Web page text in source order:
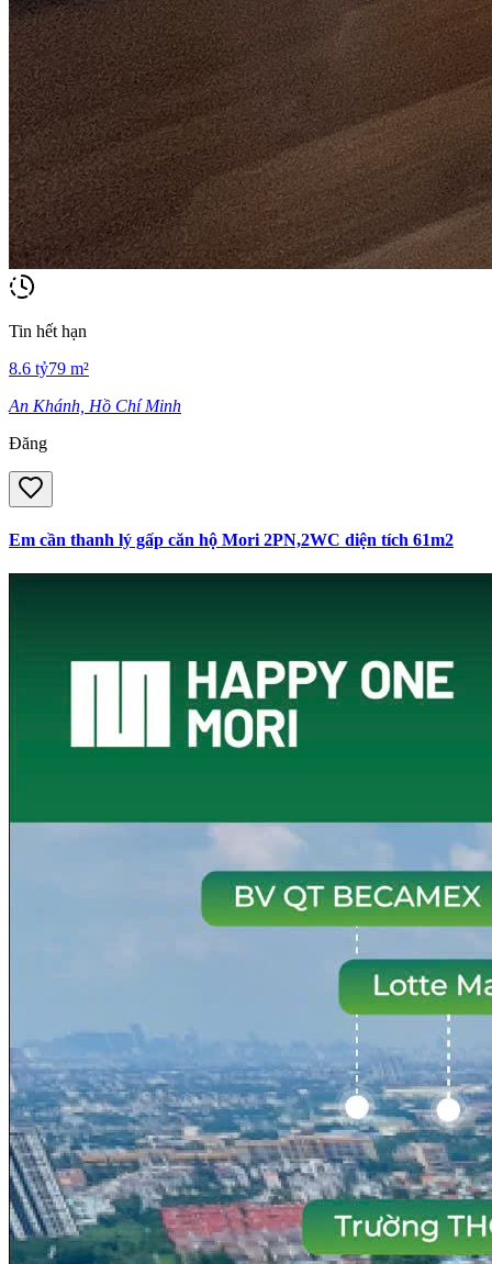
Tin hết hạn
8.6 tỷ79 m²
An Khánh, Hồ Chí Minh
Đăng
Em cần thanh lý gấp căn hộ Mori 2PN,2WC diện tích 61m2